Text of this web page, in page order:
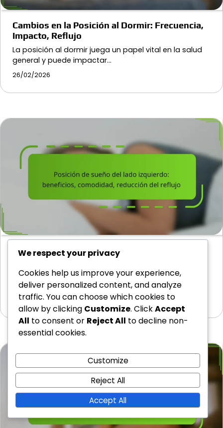
Cambios en la Posición al Dormir: Frecuencia,
Impacto, Reflujo
La posición al dormir juega un papel vital en la salud
general y puede impactar…
26/02/2026
Posición de sueño del lado izquierdo:
beneficios, comodidad, reducción del reflujo
La posición para dormir del lado izquierdo es
conocida por sus numerosos beneficios para la…
24/02/2026
We respect your privacy
Cookies help us improve your experience,
deliver personalized content, and analyze
traffic. You can choose which cookies to
allow by clicking Customize. ClickAccept
All to consent or Reject All to decline non-
essential cookies.
Customize
Reject All
Accept All